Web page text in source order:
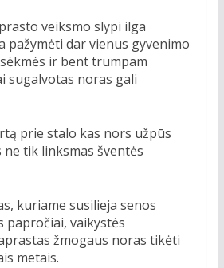
veiksmo slypi ilga
pažymėti dar vienus gyvenimo
ir bent trumpam
sugalvotas noras gali
prie stalo kas nors užpūs
tik linksmas šventės
kuriame susilieja senos
papročiai, vaikystės
žmogaus noras tikėti
metais.